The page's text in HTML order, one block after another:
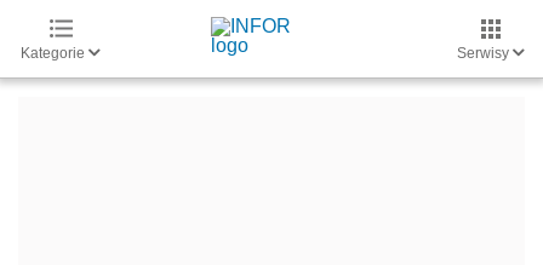
Kategorie Serwisy